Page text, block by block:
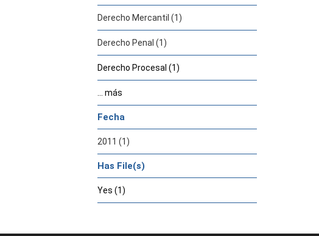
Derecho Mercantil (1)
Derecho Penal (1)
Derecho Procesal (1)
... más
Fecha
2011 (1)
Has File(s)
Yes (1)